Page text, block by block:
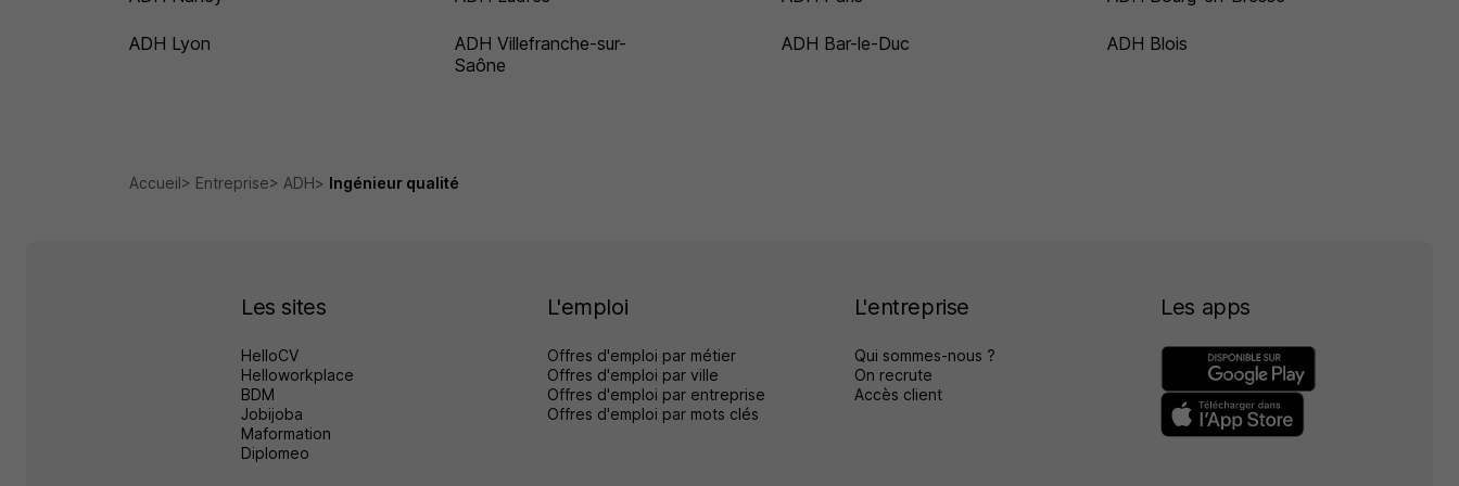
ADH Lyon
ADH Villefranche-sur-
Saône
ADH Bar-le-Duc ADH Blois
Accueil Entreprise ADH Ingénieur qualité
Les sites
HelloCV
Helloworkplace
BDM
Jobijoba
Maformation
Diplomeo
L'emploi
Offres d'emploi par métier
Offres d'emploi par ville
Offres d'emploi par entreprise
Offres d'emploi par mots clés
L'entreprise
Qui sommes-nous ?
On recrute
Accès client
Les apps